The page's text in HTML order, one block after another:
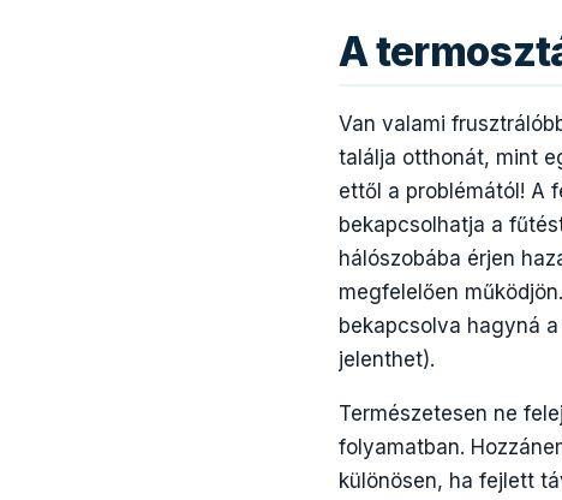
A
Van valami
találja otthonát, mint
ettől a problémától! A
bekapcsolhatja a
hálószobába érjen
megfelelően
bekapcsolva hagyná
jelenthet).
Természetesen ne
folyamatban.
különösen, ha fejlett